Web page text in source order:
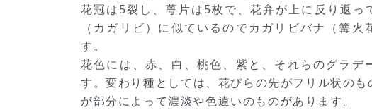
花冠は5裂し、萼片は5枚で、花弁が上に反り返っ
（カガリビ）に似ているのでカガリビバナ（篝火
す。
花色には、赤、白、桃色、紫と、それらのグラデ
す。変わり種としては、花びらの先がフリル状のも
が部分によって濃淡や色違いのものがあります。